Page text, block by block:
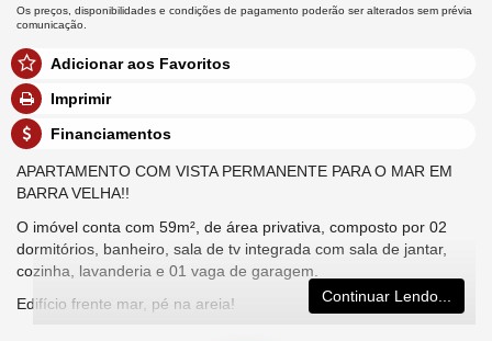
Os preços, disponibilidades e condições de pagamento poderão ser alterados sem prévia
comunicação.
Adicionar aos Favoritos
Imprimir
Financiamentos
APARTAMENTO COM VISTA PERMANENTE PARA O MAR EM
BARRA VELHA!!
O imóvel conta com 59m², de área privativa, composto por 02
dormitórios, banheiro, sala de tv integrada com sala de jantar,
cozinha, lavanderia e 01 vaga de garagem.
Edifício frente mar, pé na areia!
Continuar Lendo...